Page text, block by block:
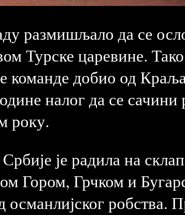
размишљало да се
Турске царевине.
команде добио од
налог да се сачини
року.
је радила на
Гором, Грчком и
робства.